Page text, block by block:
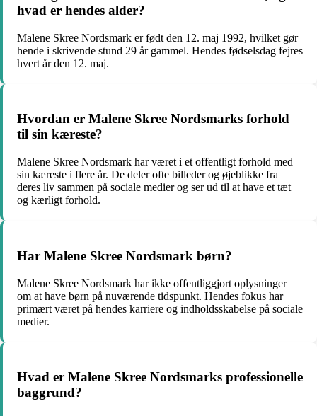
hvad er hendes alder?
Malene Skree Nordsmark er født den 12. maj 1992, hvilket gør
hende i skrivende stund 29 år gammel. Hendes fødselsdag fejres
hvert år den 12. maj.
Hvordan er Malene Skree Nordsmarks forhold
til sin kæreste?
Malene Skree Nordsmark har været i et offentligt forhold med
sin kæreste i flere år. De deler ofte billeder og øjeblikke fra
deres liv sammen på sociale medier og ser ud til at have et tæt
og kærligt forhold.
Har Malene Skree Nordsmark børn?
Malene Skree Nordsmark har ikke offentliggjort oplysninger
om at have børn på nuværende tidspunkt. Hendes fokus har
primært været på hendes karriere og indholdsskabelse på sociale
medier.
Hvad er Malene Skree Nordsmarks professionelle
baggrund?